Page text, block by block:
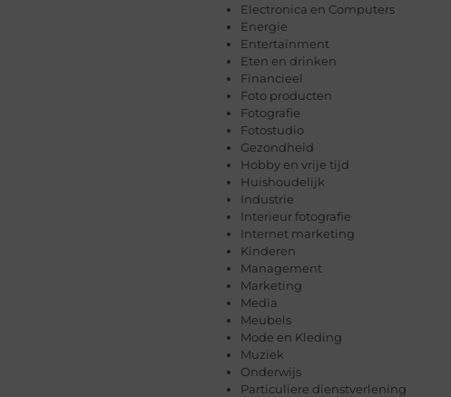
Electronica en Computers
Energie
Entertainment
Eten en drinken
Financieel
Foto producten
Fotografie
Fotostudio
Gezondheid
Hobby en vrije tijd
Huishoudelijk
Industrie
Interieur fotografie
Internet marketing
Kinderen
Management
Marketing
Media
Meubels
Mode en Kleding
Muziek
Onderwijs
Particuliere dienstverlening